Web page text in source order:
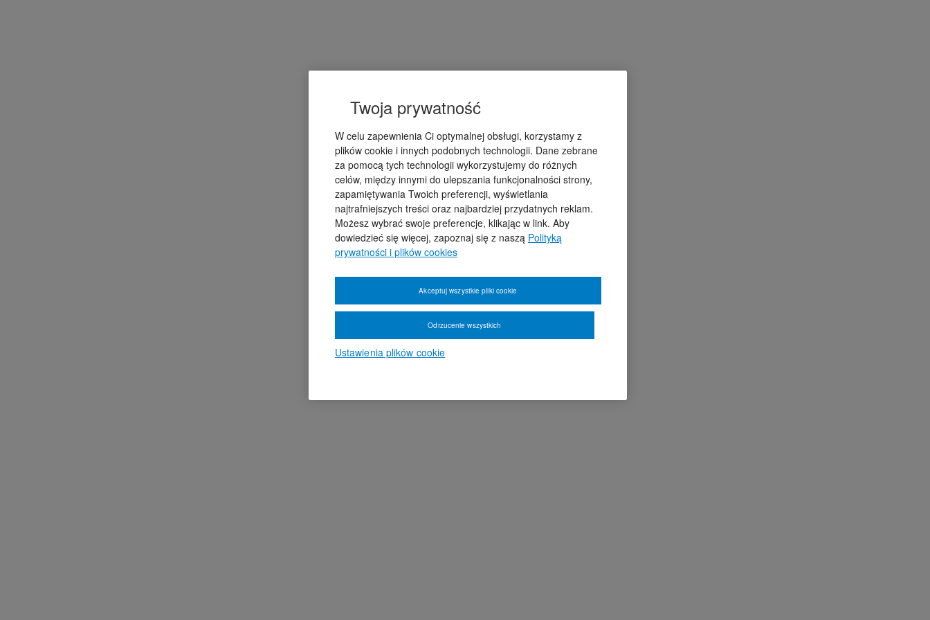
Twoja prywatność
W celu zapewnienia Ci optymalnej obsługi, korzystamy z
plików cookie i innych podobnych technologii. Dane zebrane
za pomocą tych technologii wykorzystujemy do różnych
celów, między innymi do ulepszania funkcjonalności strony,
zapamiętywania Twoich preferencji, wyświetlania
najtrafniejszych treści oraz najbardziej przydatnych reklam.
Możesz wybrać swoje preferencje, klikając w link. Aby
dowiedzieć się więcej, zapoznaj się z naszą Polityką
prywatności i plików cookies
Ustawienia plików cookie
Odrzucenie wszystkich
Akceptuj wszystkie pliki cookie